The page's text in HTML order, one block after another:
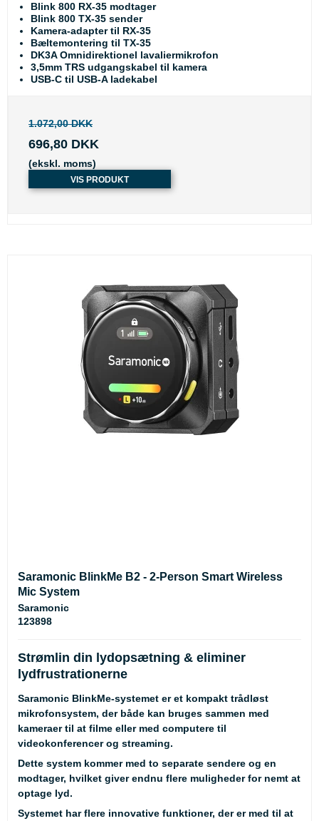
Blink 800 RX-35 modtager
Blink 800 TX-35 sender
Kamera-adapter til RX-35
Bæltemontering til TX-35
DK3A Omnidirektionel lavaliermikrofon
3,5mm TRS udgangskabel til kamera
USB-C til USB-A ladekabel
1.072,00 DKK
696,80 DKK
(ekskl. moms)
VIS PRODUKT
Saramonic BlinkMe B2 - 2-Person Smart Wireless
Mic System
Saramonic
123898
Strømlin din lydopsætning & eliminer
lydfrustrationerne
Saramonic BlinkMe-systemet er et kompakt trådløst
mikrofonsystem, der både kan bruges sammen med
kameraer til at filme eller med computere til
videokonferencer og streaming.
Dette system kommer med to separate sendere og en
modtager, hvilket giver endnu flere muligheder for nemt at
optage lyd.
Systemet har flere innovative funktioner, der er med til at